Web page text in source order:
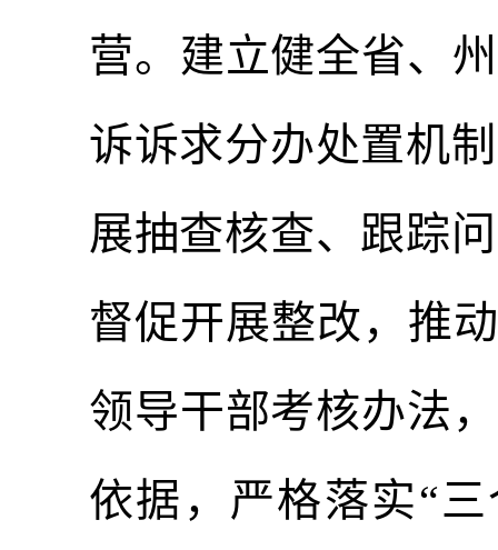
营。建立健全省、
诉诉求分办处置机
展抽查核查、跟踪
督促开展整改，推
领导干部考核办法
依据，严格落实“